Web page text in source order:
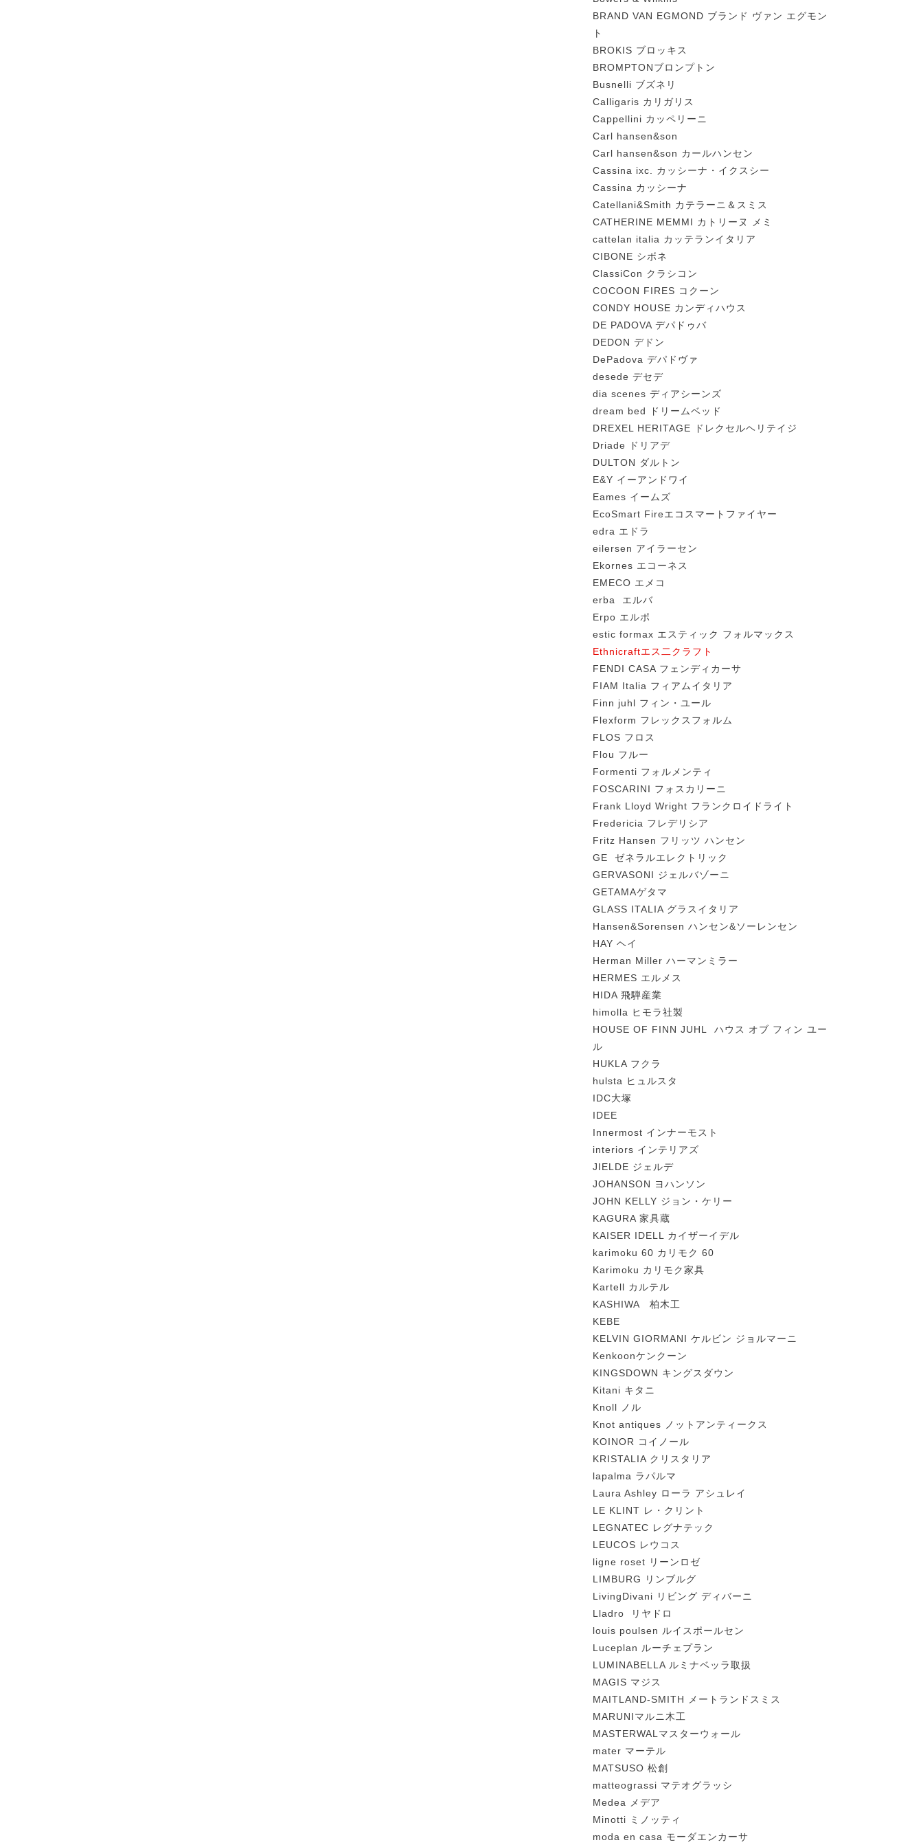
BRAND VAN EGMOND ブランド ヴァン エグモン
ト
BROKIS ブロッキス
BROMPTONブロンプトン
Busnelli ブズネリ
Calligaris カリガリス
Cappellini カッペリーニ
Carl hansen&son
Carl hansen&son カールハンセン
Cassina ixc. カッシーナ・イクスシー
Cassina カッシーナ
Catellani&Smith カテラーニ＆スミス
CATHERINE MEMMI カトリーヌ メミ
cattelan italia カッテランイタリア
CIBONE シボネ
ClassiCon クラシコン
COCOON FIRES コクーン
CONDY HOUSE カンディハウス
DE PADOVA デパドゥバ
DEDON デドン
DePadova デパドヴァ
desede デセデ
dia scenes ディアシーンズ
dream bed ドリームベッド
DREXEL HERITAGE ドレクセルヘリテイジ
Driade ドリアデ
DULTON ダルトン
E&Y イーアンドワイ
Eames イームズ
EcoSmart Fireエコスマートファイヤー
edra エドラ
eilersen アイラーセン
Ekornes エコーネス
EMECO エメコ
erba エルバ
Erpo エルポ
estic formax エスティック フォルマックス
Ethnicraftエス二クラフト
FENDI CASA フェンディカーサ
FIAM Italia フィアムイタリア
Finn juhl フィン・ユール
Flexform フレックスフォルム
FLOS フロス
Flou フルー
Formenti フォルメンティ
FOSCARINI フォスカリーニ
Frank Lloyd Wright フランクロイドライト
Fredericia フレデリシア
Fritz Hansen フリッツ ハンセン
GE ゼネラルエレクトリック
GERVASONI ジェルバゾーニ
GETAMAゲタマ
GLASS ITALIA グラスイタリア
Hansen&Sorensen ハンセン&ソーレンセン
HAY ヘイ
Herman Miller ハーマンミラー
HERMES エルメス
HIDA 飛騨産業
himolla ヒモラ社製
HOUSE OF FINN JUHL ハウス オブ フィン ユー
ル
HUKLA フクラ
hulsta ヒュルスタ
IDC大塚
IDEE
Innermost インナーモスト
interiors インテリアズ
JIELDE ジェルデ
JOHANSON ヨハンソン
JOHN KELLY ジョン・ケリー
KAGURA 家具蔵
KAISER IDELL カイザーイデル
karimoku 60 カリモク 60
Karimoku カリモク家具
Kartell カルテル
KASHIWA 柏木工
KEBE
KELVIN GIORMANI ケルビン ジョルマーニ
Kenkoonケンクーン
KINGSDOWN キングスダウン
Kitani キタニ
Knoll ノル
Knot antiques ノットアンティークス
KOINOR コイノール
KRISTALIA クリスタリア
lapalma ラパルマ
Laura Ashley ローラ アシュレイ
LE KLINT レ・クリント
LEGNATEC レグナテック
LEUCOS レウコス
ligne roset リーンロゼ
LIMBURG リンブルグ
LivingDivani リビング ディバーニ
Lladro リヤドロ
louis poulsen ルイスポールセン
Luceplan ルーチェプラン
LUMINABELLA ルミナベッラ取扱
MAGIS マジス
MAITLAND-SMITH メートランドスミス
MARUNIマルニ木工
MASTERWALマスターウォール
mater マーテル
MATSUSO 松創
matteograssi マテオグラッシ
Medea メデア
Minotti ミノッティ
moda en casa モーダエンカーサ